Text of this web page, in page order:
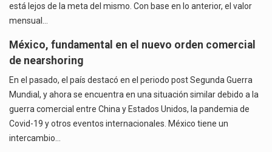
está lejos de la meta del mismo. Con base en lo anterior, el valor
mensual…
México, fundamental en el nuevo orden comercial
de nearshoring
En el pasado, el país destacó en el periodo post Segunda Guerra
Mundial, y ahora se encuentra en una situación similar debido a la
guerra comercial entre China y Estados Unidos, la pandemia de
Covid-19 y otros eventos internacionales. México tiene un
intercambio…